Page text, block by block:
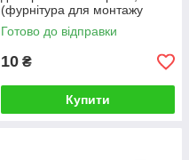
(фурнітура для монтажу
крапельного поливу)
Готово до відправки
10 ₴
Купити